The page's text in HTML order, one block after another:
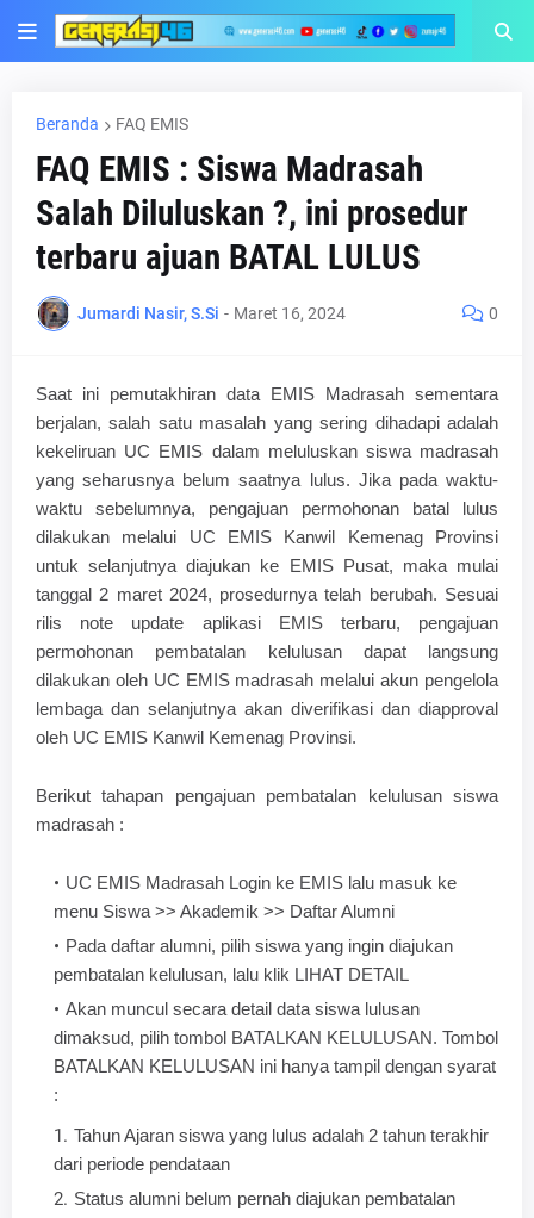
Beranda FAQ EMIS
FAQ EMIS : Siswa Madrasah
Salah Diluluskan ?, ini prosedur
terbaru ajuan BATAL LULUS
Jumardi Nasir, S.Si - Maret 16, 2024 0
Saat ini pemutakhiran data EMIS Madrasah sementara
berjalan, salah satu masalah yang sering dihadapi adalah
kekeliruan UC EMIS dalam meluluskan siswa madrasah
yang seharusnya belum saatnya lulus. Jika pada waktu-
waktu sebelumnya, pengajuan permohonan batal lulus
dilakukan melalui UC EMIS Kanwil Kemenag Provinsi
untuk selanjutnya diajukan ke EMIS Pusat, maka mulai
tanggal 2 maret 2024, prosedurnya telah berubah. Sesuai
rilis note update aplikasi EMIS terbaru, pengajuan
permohonan pembatalan kelulusan dapat langsung
dilakukan oleh UC EMIS madrasah melalui akun pengelola
lembaga dan selanjutnya akan diverifikasi dan diapproval
oleh UC EMIS Kanwil Kemenag Provinsi.
Berikut tahapan pengajuan pembatalan kelulusan siswa
madrasah :
UC EMIS Madrasah Login ke EMIS lalu masuk ke
menu Siswa >> Akademik >> Daftar Alumni
Pada daftar alumni, pilih siswa yang ingin diajukan
pembatalan kelulusan, lalu klik LIHAT DETAIL
Akan muncul secara detail data siswa lulusan
dimaksud, pilih tombol BATALKAN KELULUSAN. Tombol
BATALKAN KELULUSAN ini hanya tampil dengan syarat
:
Tahun Ajaran siswa yang lulus adalah 2 tahun terakhir
dari periode pendataan
Status alumni belum pernah diajukan pembatalan